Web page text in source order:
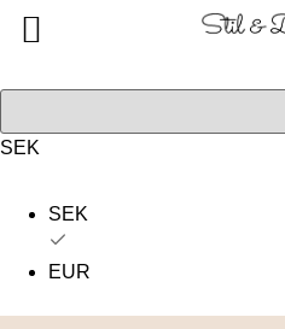
SEK
SEK
EUR
Alla produkter
Om oss